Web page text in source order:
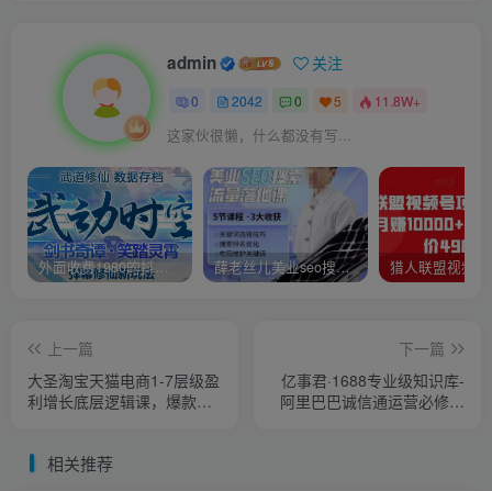
admin 关注
0 2042 0 5 11.8W+
这家伙很懒，什么都没有写...
外面收费1980的抖音武动时空直播项目，无需真人出镜，实时互动直播【软件+详细教程】 薛老丝儿美业seo搜索流量落地课，一周暴涨20w粉丝，全干货讲解
上一篇
大圣淘宝天猫电商1-7层级盈
利增长底层逻辑课，爆款的
下一篇
亿事君·1688专业级知识库-
阿里巴巴诚信通运营必修课
相关推荐